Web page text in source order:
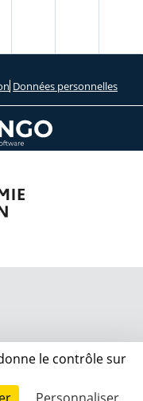
Données personnelles
le contrôle sur